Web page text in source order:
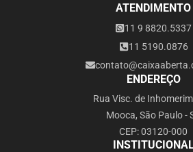
ATENDIMENTO
11 9 8820.5337
11 5190.0876
ENDEREÇO
Rua Visc. de
Mooca, São Paulo -
CEP: 03120-000